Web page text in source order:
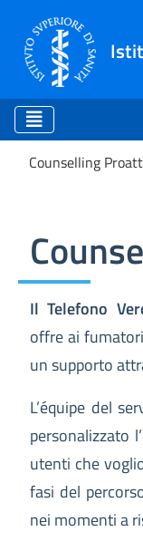
Counselling
Il Telefono
offre ai
un supporto
L’équipe del
personalizzato
utenti che
fasi del
nei momenti a